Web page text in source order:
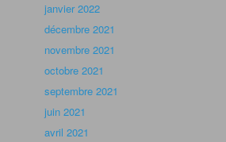
janvier 2022
décembre 2021
novembre 2021
octobre 2021
septembre 2021
juin 2021
avril 2021